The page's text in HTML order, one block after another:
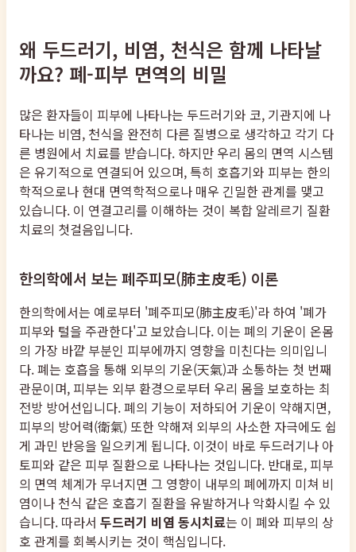
왜 두드러기, 비염, 천식은 함께 나타날
까요? 폐-피부 면역의 비밀
많은 환자들이 피부에 나타나는 두드러기와 코, 기관지에 나
타나는 비염, 천식을 완전히 다른 질병으로 생각하고 각기 다
른 병원에서 치료를 받습니다. 하지만 우리 몸의 면역 시스템
은 유기적으로 연결되어 있으며, 특히 호흡기와 피부는 한의
학적으로나 현대 면역학적으로나 매우 긴밀한 관계를 맺고
있습니다. 이 연결고리를 이해하는 것이 복합 알레르기 질환
치료의 첫걸음입니다.
한의학에서 보는 폐주피모(肺主皮毛) 이론
한의학에서는 예로부터 '폐주피모(肺主皮毛)'라 하여 '폐가
피부와 털을 주관한다'고 보았습니다. 이는 폐의 기운이 온몸
의 가장 바깥 부분인 피부에까지 영향을 미친다는 의미입니
다. 폐는 호흡을 통해 외부의 기운(天氣)과 소통하는 첫 번째
관문이며, 피부는 외부 환경으로부터 우리 몸을 보호하는 최
전방 방어선입니다. 폐의 기능이 저하되어 기운이 약해지면,
피부의 방어력(衛氣) 또한 약해져 외부의 사소한 자극에도 쉽
게 과민 반응을 일으키게 됩니다. 이것이 바로 두드러기나 아
토피와 같은 피부 질환으로 나타나는 것입니다. 반대로, 피부
의 면역 체계가 무너지면 그 영향이 내부의 폐에까지 미쳐 비
염이나 천식 같은 호흡기 질환을 유발하거나 악화시킬 수 있
습니다. 따라서 두드러기 비염 동시치료는 이 폐와 피부의 상
호 관계를 회복시키는 것이 핵심입니다.